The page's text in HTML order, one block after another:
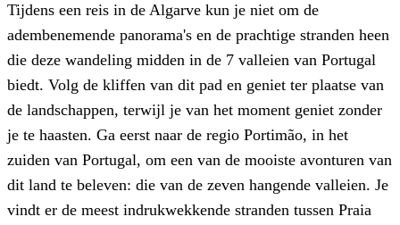
Tijdens een reis in de Algarve kun je niet om de
adembenemende panorama's en de prachtige stranden heen
die deze wandeling midden in de 7 valleien van Portugal
biedt. Volg de kliffen van dit pad en geniet ter plaatse van
de landschappen, terwijl je van het moment geniet zonder
je te haasten. Ga eerst naar de regio Portimão, in het
zuiden van Portugal, om een van de mooiste avonturen van
dit land te beleven: die van de zeven hangende valleien. Je
vindt er de meest indrukwekkende stranden tussen Praia